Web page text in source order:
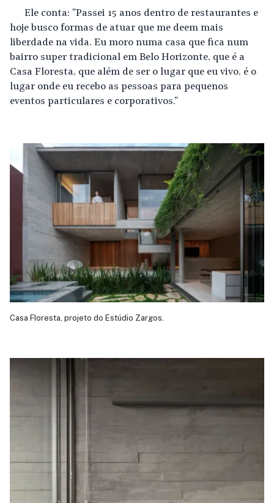
Ele conta: "Passei 15 anos dentro de restaurantes e
hoje busco formas de atuar que me deem mais
liberdade na vida. Eu moro numa casa que fica num
bairro super tradicional em Belo Horizonte, que é a
Casa Floresta, que além de ser o lugar que eu vivo, é o
lugar onde eu recebo as pessoas para pequenos
eventos particulares e corporativos."
Casa Floresta, projeto do Estúdio Zargos.